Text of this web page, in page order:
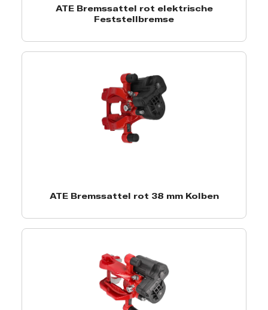
ATE Bremssattel rot elektrische
Feststellbremse
ATE Bremssattel rot 38 mm Kolben